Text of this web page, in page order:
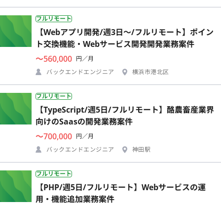
フルリモート
【Webアプリ開発/週3日〜/フルリモート】ポイン
ト交換機能・Webサービス開発開発業務案件
〜560,000 円／月
バックエンドエンジニア
横浜市港北区
フルリモート
【TypeScript/週5日/フルリモート】酪農畜産業界
向けのSaasの開発業務案件
〜700,000 円／月
バックエンドエンジニア
神田駅
フルリモート
【PHP/週5日/フルリモート】Webサービスの運
用・機能追加業務案件